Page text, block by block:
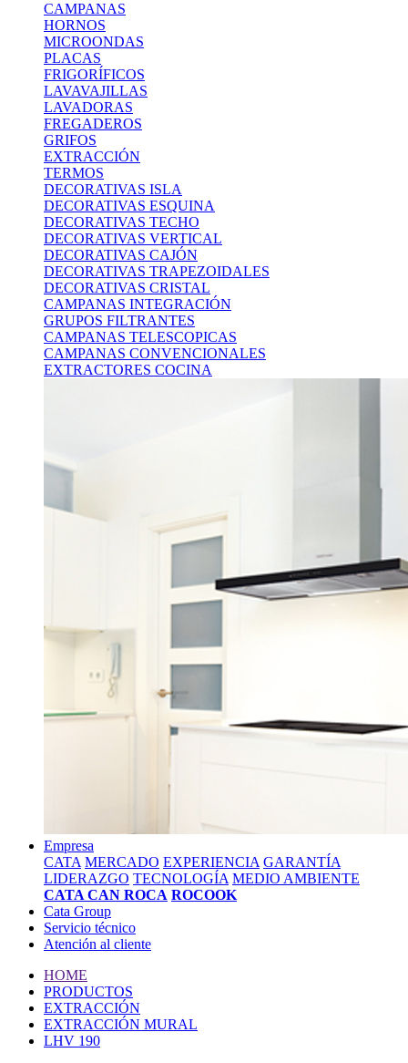
CAMPANAS
HORNOS
MICROONDAS
PLACAS
FRIGORÍFICOS
LAVAVAJILLAS
LAVADORAS
FREGADEROS
GRIFOS
EXTRACCIÓN
TERMOS
DECORATIVAS ISLA
DECORATIVAS ESQUINA
DECORATIVAS TECHO
DECORATIVAS VERTICAL
DECORATIVAS CAJÓN
DECORATIVAS TRAPEZOIDALES
DECORATIVAS CRISTAL
CAMPANAS INTEGRACIÓN
GRUPOS FILTRANTES
CAMPANAS TELESCOPICAS
CAMPANAS CONVENCIONALES
EXTRACTORES COCINA
Empresa
CATA MERCADO EXPERIENCIA GARANTÍA
LIDERAZGO TECNOLOGÍA MEDIO AMBIENTE
CATA CAN ROCA ROCOOK
Cata Group
Servicio técnico
Atención al cliente
HOME
PRODUCTOS
EXTRACCIÓN
EXTRACCIÓN MURAL
LHV 190